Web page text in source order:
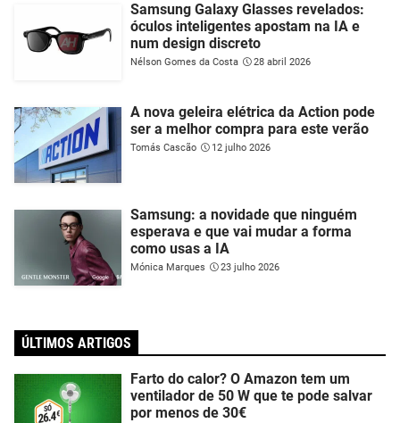
Samsung Galaxy Glasses revelados:
óculos inteligentes apostam na IA e
num design discreto
Nélson Gomes da Costa 28 abril 2026
A nova geleira elétrica da Action pode
ser a melhor compra para este verão
Tomás Cascão 12 julho 2026
Samsung: a novidade que ninguém
esperava e que vai mudar a forma
como usas a IA
Mónica Marques 23 julho 2026
ÚLTIMOS ARTIGOS
Farto do calor? O Amazon tem um
ventilador de 50 W que te pode salvar
por menos de 30€